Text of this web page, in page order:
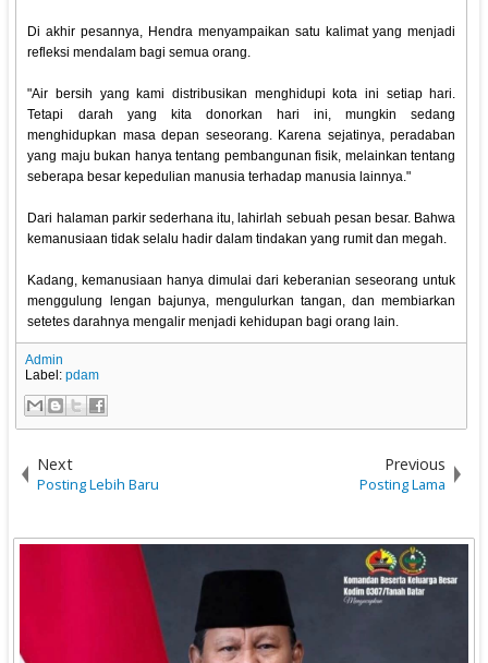
Di akhir pesannya, Hendra menyampaikan satu kalimat yang menjadi
refleksi mendalam bagi semua orang.
"Air bersih yang kami distribusikan menghidupi kota ini setiap hari.
Tetapi darah yang kita donorkan hari ini, mungkin sedang
menghidupkan masa depan seseorang. Karena sejatinya, peradaban
yang maju bukan hanya tentang pembangunan fisik, melainkan tentang
seberapa besar kepedulian manusia terhadap manusia lainnya."
Dari halaman parkir sederhana itu, lahirlah sebuah pesan besar. Bahwa
kemanusiaan tidak selalu hadir dalam tindakan yang rumit dan megah.
Kadang, kemanusiaan hanya dimulai dari keberanian seseorang untuk
menggulung lengan bajunya, mengulurkan tangan, dan membiarkan
setetes darahnya mengalir menjadi kehidupan bagi orang lain.
Admin
Label:pdam
Next
Posting Lebih Baru
Previous
Posting Lama